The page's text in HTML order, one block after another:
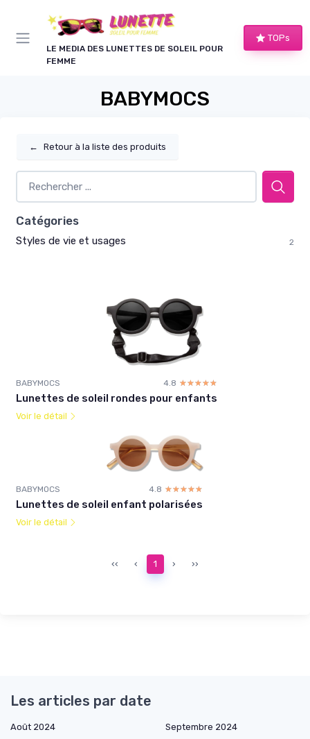
LE MEDIA DES LUNETTES DE SOLEIL POUR
FEMME
TOPs
BABYMOCS
← Retour à la liste des produits
Catégories
Styles de vie et usages 2
BABYMOCS 4.8 ☆☆☆☆☆
★★★★★
Lunettes de soleil rondes pour enfants
Voir le détail
BABYMOCS 4.8 ☆☆☆☆☆
★★★★★
Lunettes de soleil enfant polarisées
Voir le détail
‹‹ ‹ 1 › ››
Les articles par date
Août 2024
Septembre 2024